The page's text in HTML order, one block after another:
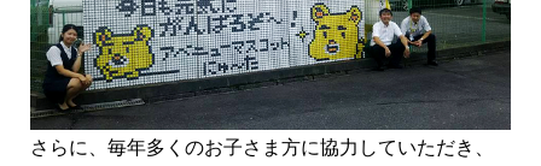
さらに、毎年多くのお子さま方に協力していただき、